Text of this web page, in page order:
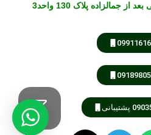
جمالزاده پلاک 130 واحد3